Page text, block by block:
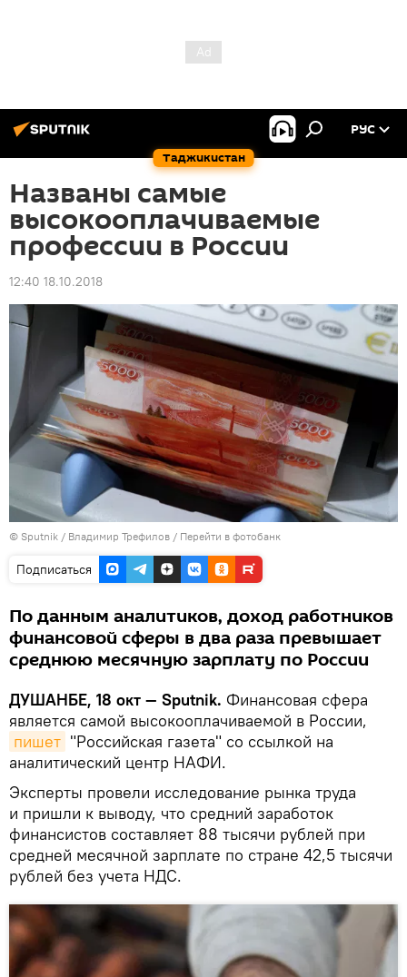
Таджикистан
РУС
Названы самые
высокооплачиваемые
профессии в России
12:40 18.10.2018
© Sputnik / Владимир Трефилов / Перейти в фотобанк
Подписаться
По данным аналитиков, доход работников
финансовой сферы в два раза превышает
среднюю месячную зарплату по России
ДУШАНБЕ, 18 окт — Sputnik. Финансовая сфера
является самой высокооплачиваемой в России,
пишет "Российская газета" со ссылкой на
аналитический центр НАФИ.
Эксперты провели исследование рынка труда
и пришли к выводу, что средний заработок
финансистов составляет 88 тысячи рублей при
средней месячной зарплате по стране 42,5 тысячи
рублей без учета НДС.